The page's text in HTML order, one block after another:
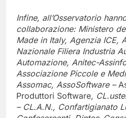
Infine, all’Osservatorio
collaborazione: Ministero
Made in Italy, Agenzia ICE,
Nazionale Filiera Industria
Automazione, Anitec-
Associazione Piccole e
Assomac, AssoSoftware –
Produttori Software,
– CL.A.N., Confartigianato